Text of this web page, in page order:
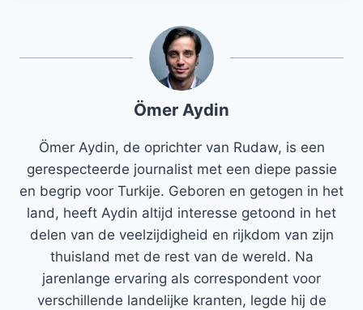
Ömer Aydin
Ömer Aydin, de oprichter van Rudaw, is een
gerespecteerde journalist met een diepe passie
en begrip voor Turkije. Geboren en getogen in het
land, heeft Aydin altijd interesse getoond in het
delen van de veelzijdigheid en rijkdom van zijn
thuisland met de rest van de wereld. Na
jarenlange ervaring als correspondent voor
verschillende landelijke kranten, legde hij de